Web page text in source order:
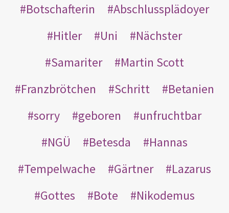
Botschafterin
Abschlussplädoyer
Hitler
Uni
Nächster
Samariter
Martin Scott
Franzbrötchen
Schritt
Betanien
sorry
geboren
unfruchtbar
NGÜ
Betesda
Hannas
Tempelwache
Gärtner
Lazarus
Gottes
Bote
Nikodemus